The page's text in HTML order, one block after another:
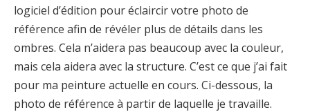
logiciel d’édition pour éclaircir votre photo de
référence afin de révéler plus de détails dans les
ombres. Cela n’aidera pas beaucoup avec la couleur,
mais cela aidera avec la structure. C’est ce que j’ai fait
pour ma peinture actuelle en cours. Ci-dessous, la
photo de référence à partir de laquelle je travaille.